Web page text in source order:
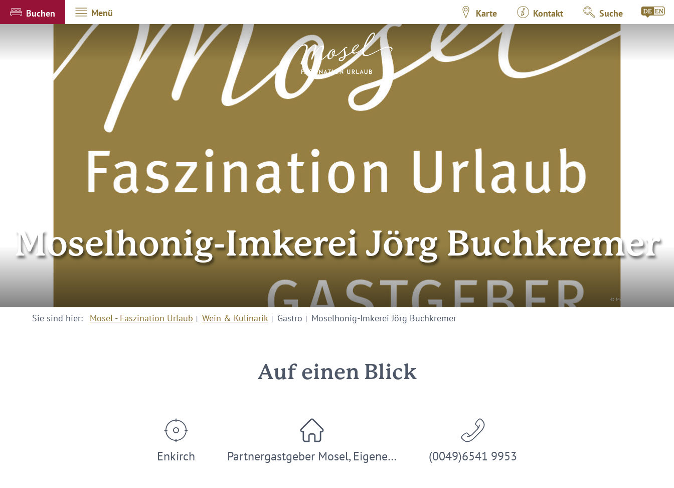
Buchen Menü Karte Kontakt Suche
© Mosellandtouristik GmbH
Moselhonig-Imkerei Jörg Buchkremer
Sie sind hier: Mosel - Faszination Urlaub Wein & Kulinarik Gastro Moselhonig-Imkerei Jörg Buchkremer
Auf einen Blick
Enkirch Partnergastgeber Mosel, Eigene… (0049)6541 9953